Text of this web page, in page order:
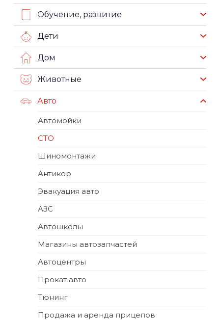
Обучение, развитие
Дети
Дом
Животные
Авто
Автомойки
СТО
Шиномонтажи
Антикор
Эвакуация авто
АЗС
Автошколы
Магазины автозапчастей
Автоцентры
Прокат авто
Тюнинг
Продажа и аренда прицепов